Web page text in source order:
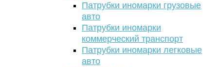
Патрубки иномарки грузовые
авто
Патрубки иномарки
коммерческий транспорт
Патрубки иномарки легковые
авто